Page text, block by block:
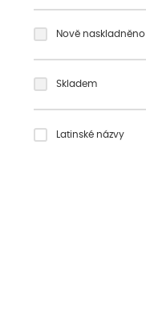
Nově naskladněno
Skladem
Latinské názvy